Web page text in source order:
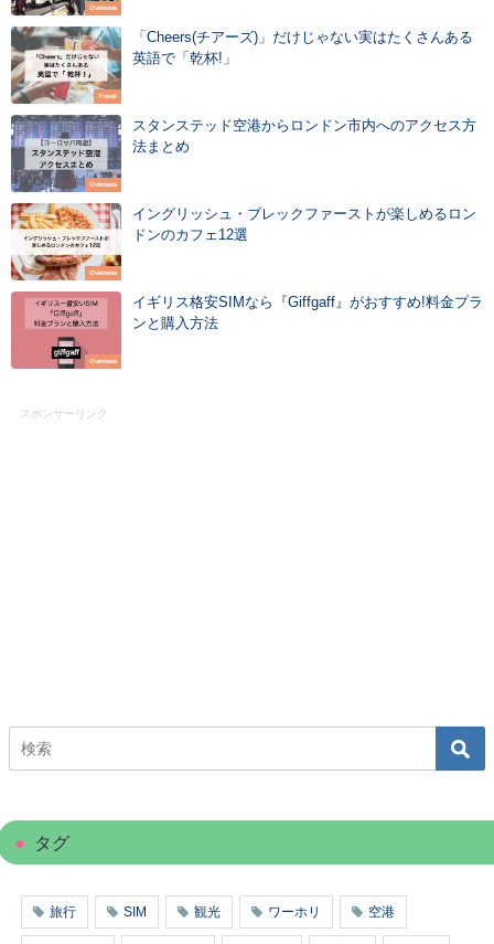
Overseas
Travel
「Cheers(チアーズ)」だけじゃない実はたくさんある
英語で「乾杯!」
Overseas
スタンステッド空港からロンドン市内へのアクセス方
法まとめ
Overseas
イングリッシュ・ブレックファーストが楽しめるロン
ドンのカフェ12選
Overseas
イギリス格安SIMなら『Giffgaff』がおすすめ!料金プラ
ンと購入方法
スポンサーリンク
タグ
旅行 SIM 観光 ワーホリ 空港